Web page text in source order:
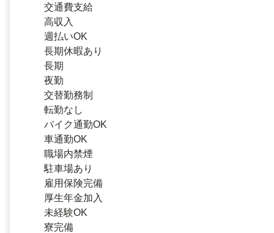
交通費支給
高収入
週払いOK
長期休暇あり
長期
夜勤
交替勤務制
転勤なし
バイク通勤OK
車通勤OK
職場内禁煙
駐車場あり
雇用保険完備
厚生年金加入
未経験OK
寮完備